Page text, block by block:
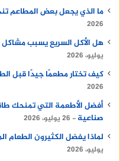
ما الذي يجعل بعض المطاعم
2026
هل الأكل السريع يسبب
يوليو، 2026
كيف تختار مطعمًا جيدًا قبل
2026
أفضل الأطعمة التي تمنحك
صناعية
26 يوليو، 2026
لماذا يفضل الكثيرون الطعام
يوليو، 2026